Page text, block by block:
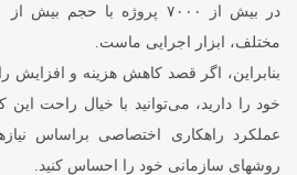
مختلف، ابزار اجرایی ماست.
بنابراین، اگر قصد کاهش هزینه و افزایش
خود را دارید، می‌توانید با خیال راحت این
عملکرد راهکاری اختصاصی براساس
روشهای سازمانی خود را احساس کنید.